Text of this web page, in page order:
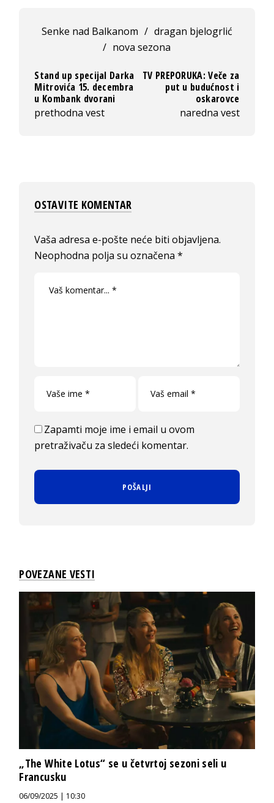
Senke nad Balkanom / dragan bjelogrlić
/ nova sezona
Stand up specijal Darka
Mitrovića 15. decembra
u Kombank dvorani
prethodna vest
TV PREPORUKA: Veče za
put u budućnost i
oskarovce
naredna vest
OSTAVITE KOMENTAR
Vaša adresa e-pošte neće biti objavljena.
Neophodna polja su označena*
Zapamti moje ime i email u ovom
pretraživaču za sledeći komentar.
POVEZANE VESTI
„The White Lotus“ se u četvrtoj sezoni seli u
Francusku
06/09/2025 | 10:30